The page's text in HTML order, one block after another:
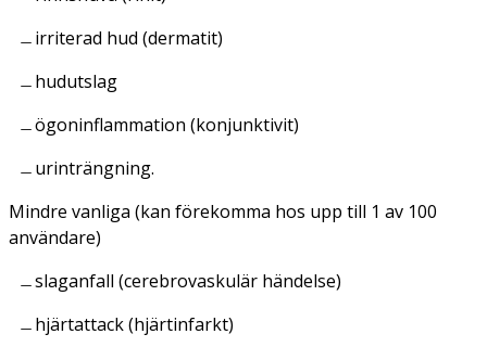
irriterad hud (dermatit)
hudutslag
ögoninflammation (konjunktivit)
urinträngning.
Mindre vanliga (kan förekomma hos upp till 1 av 100
användare)
slaganfall (cerebrovaskulär händelse)
hjärtattack (hjärtinfarkt)